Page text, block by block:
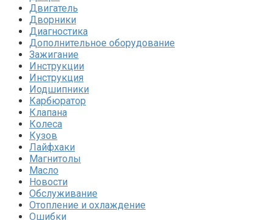
Двигатель
Дворники
Диагностика
Дополнительное оборудование
Зажигание
Инструкции
Инструкция
Иодшипники
Карбюратор
Клапана
Колеса
Кузов
Лайфхаки
Магнитолы
Масло
Новости
Обслуживание
Отопление и охлаждение
Ошибки